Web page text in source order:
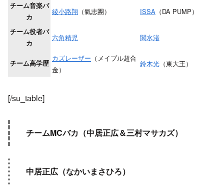
チーム音楽バ
カ
綾小路翔 （氣志團） ISSA （DA PUMP）
チーム役者バ
カ
六角精児 関水渚
チーム高学歴
カズレーザー （メイプル超合
金）
鈴木光 （東大王）
[/su_table]
チームMCバカ（中居正広＆三村マサカズ）
中居正広（なかいまさひろ）